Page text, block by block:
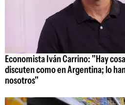
Economista Iván Carrino: "Hay
discuten como en Argentina; lo
nosotros"